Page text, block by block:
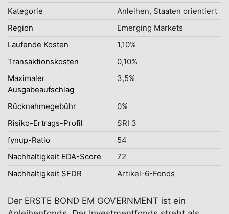
Kategorie
Anleihen, Staaten orientiert
Region
Emerging Markets
Laufende Kosten
1,10%
Transaktionskosten
0,10%
Maximaler
Ausgabeaufschlag
3,5%
Rücknahmegebühr
0%
Risiko-Ertrags-Profil
SRI 3
fynup-Ratio
54
Nachhaltigkeit EDA-Score
72
Nachhaltigkeit SFDR
Artikel-6-Fonds
Der ERSTE BOND EM GOVERNMENT ist ein